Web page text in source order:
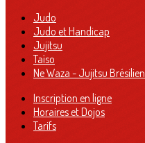
Judo
Judo et Handicap
Jujitsu
Taïso
Ne Waza - Jujitsu Brésilien
Inscription en ligne
Horaires et Dojos
Tarifs